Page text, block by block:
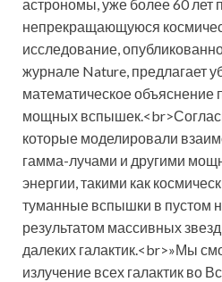
астрономы, уже более 60 лет
непрекращающуюся
исследование,
журнале Nature, предлагает
математическое объяснение
мощных
которые моделировали
гамма-лучами и другими
энергии, такими как
туманные вспышки в пустом
результатом массивных
далеких галактик.<br>»Мы
излучение всех галактик во